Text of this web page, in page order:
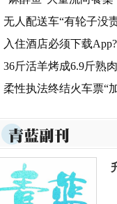
无人配送车“有轮子没责任
入住酒店必须下载App?
36斤活羊烤成6.9斤熟肉
柔性执法终结火车票“加
青蓝副刊